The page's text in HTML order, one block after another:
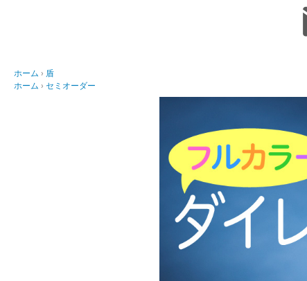
ホーム
盾
ホーム
セミオーダー